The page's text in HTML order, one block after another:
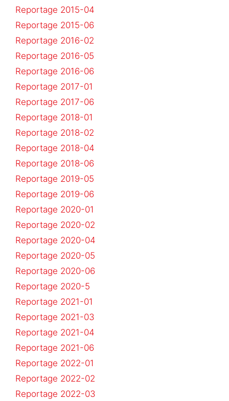
Reportage 2015-04
Reportage 2015-06
Reportage 2016-02
Reportage 2016-05
Reportage 2016-06
Reportage 2017-01
Reportage 2017-06
Reportage 2018-01
Reportage 2018-02
Reportage 2018-04
Reportage 2018-06
Reportage 2019-05
Reportage 2019-06
Reportage 2020-01
Reportage 2020-02
Reportage 2020-04
Reportage 2020-05
Reportage 2020-06
Reportage 2020-5
Reportage 2021-01
Reportage 2021-03
Reportage 2021-04
Reportage 2021-06
Reportage 2022-01
Reportage 2022-02
Reportage 2022-03